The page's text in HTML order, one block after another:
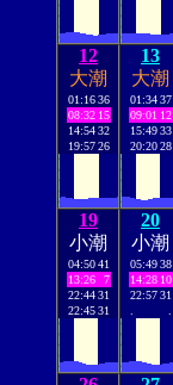
12
大潮
01:16 36
08:32 15
14:54 32
19:57 26
13
大潮
01:34 37
09:01 12
15:49 33
20:20 28
19
小潮
04:50 41
13:26
7
22:44 31
22:45 31
20
小潮
05:49 38
14:28 10
22:57 31